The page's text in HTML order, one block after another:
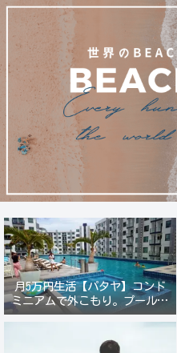
月5万円生活【パタヤ】コンド
ミニアムで外こもり。プール付
き新築コンドでステーキ&ウオ